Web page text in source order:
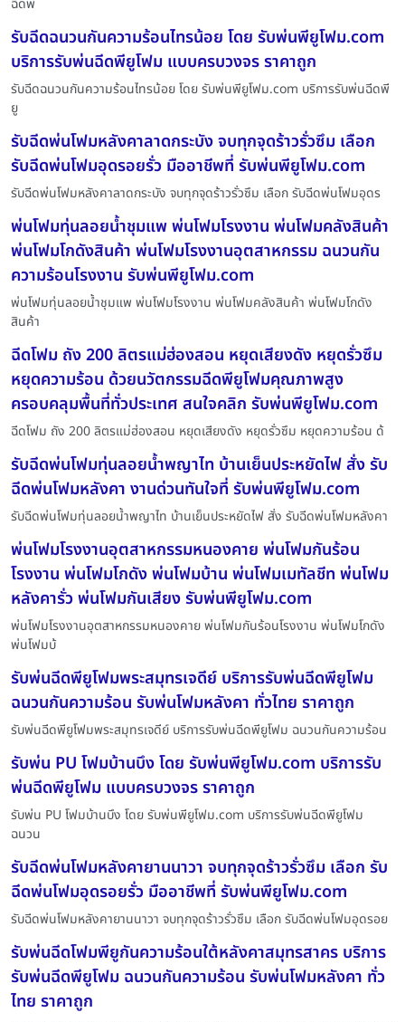
ฉีดพ่
รับฉีดฉนวนกันความร้อนไทรน้อย โดย รับพ่นพียูโฟม.com
บริการรับพ่นฉีดพียูโฟม แบบครบวงจร ราคาถูก
รับฉีดฉนวนกันความร้อนไทรน้อย โดย รับพ่นพียูโฟม.com บริการรับพ่นฉีดพี
ยู
รับฉีดพ่นโฟมหลังคาลาดกระบัง จบทุกจุดร้าวรั่วซึม เลือก
รับฉีดพ่นโฟมอุดรอยรั่ว มืออาชีพที่ รับพ่นพียูโฟม.com
รับฉีดพ่นโฟมหลังคาลาดกระบัง จบทุกจุดร้าวรั่วซึม เลือก รับฉีดพ่นโฟมอุดร
พ่นโฟมทุ่นลอยน้ำชุมแพ พ่นโฟมโรงงาน พ่นโฟมคลังสินค้า
พ่นโฟมโกดังสินค้า พ่นโฟมโรงงานอุตสาหกรรม ฉนวนกัน
ความร้อนโรงงาน รับพ่นพียูโฟม.com
พ่นโฟมทุ่นลอยน้ำชุมแพ พ่นโฟมโรงงาน พ่นโฟมคลังสินค้า พ่นโฟมโกดัง
สินค้า
ฉีดโฟม ถัง 200 ลิตรแม่ฮ่องสอน หยุดเสียงดัง หยุดรั่วซึม
หยุดความร้อน ด้วยนวัตกรรมฉีดพียูโฟมคุณภาพสูง
ครอบคลุมพื้นที่ทั่วประเทศ สนใจคลิก รับพ่นพียูโฟม.com
ฉีดโฟม ถัง 200 ลิตรแม่ฮ่องสอน หยุดเสียงดัง หยุดรั่วซึม หยุดความร้อน ด้
รับฉีดพ่นโฟมทุ่นลอยน้ำพญาไท บ้านเย็นประหยัดไฟ สั่ง รับ
ฉีดพ่นโฟมหลังคา งานด่วนทันใจที่ รับพ่นพียูโฟม.com
รับฉีดพ่นโฟมทุ่นลอยน้ำพญาไท บ้านเย็นประหยัดไฟ สั่ง รับฉีดพ่นโฟมหลังคา
พ่นโฟมโรงงานอุตสาหกรรมหนองคาย พ่นโฟมกันร้อน
โรงงาน พ่นโฟมโกดัง พ่นโฟมบ้าน พ่นโฟมเมทัลชีท พ่นโฟม
หลังคารั่ว พ่นโฟมกันเสียง รับพ่นพียูโฟม.com
พ่นโฟมโรงงานอุตสาหกรรมหนองคาย พ่นโฟมกันร้อนโรงงาน พ่นโฟมโกดัง
พ่นโฟมบ้
รับพ่นฉีดพียูโฟมพระสมุทรเจดีย์ บริการรับพ่นฉีดพียูโฟม
ฉนวนกันความร้อน รับพ่นโฟมหลังคา ทั่วไทย ราคาถูก
รับพ่นฉีดพียูโฟมพระสมุทรเจดีย์ บริการรับพ่นฉีดพียูโฟม ฉนวนกันความร้อน
รับพ่น PU โฟมบ้านบึง โดย รับพ่นพียูโฟม.com บริการรับ
พ่นฉีดพียูโฟม แบบครบวงจร ราคาถูก
รับพ่น PU โฟมบ้านบึง โดย รับพ่นพียูโฟม.com บริการรับพ่นฉีดพียูโฟม
ฉนวน
รับฉีดพ่นโฟมหลังคายานนาวา จบทุกจุดร้าวรั่วซึม เลือก รับ
ฉีดพ่นโฟมอุดรอยรั่ว มืออาชีพที่ รับพ่นพียูโฟม.com
รับฉีดพ่นโฟมหลังคายานนาวา จบทุกจุดร้าวรั่วซึม เลือก รับฉีดพ่นโฟมอุดรอย
รับพ่นฉีดโฟมพียูกันความร้อนใต้หลังคาสมุทรสาคร บริการ
รับพ่นฉีดพียูโฟม ฉนวนกันความร้อน รับพ่นโฟมหลังคา ทั่ว
ไทย ราคาถูก